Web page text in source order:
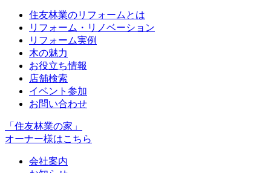
住友林業のリフォームとは
リフォーム・リノベーション
リフォーム実例
木の魅力
お役立ち情報
店舗検索
イベント参加
お問い合わせ
「住友林業の家」
オーナー様はこちら
会社案内